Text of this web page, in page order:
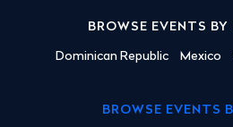
BROWSE EVENTS BY
Dominican Republic Mexico
BROWSE EVENTS